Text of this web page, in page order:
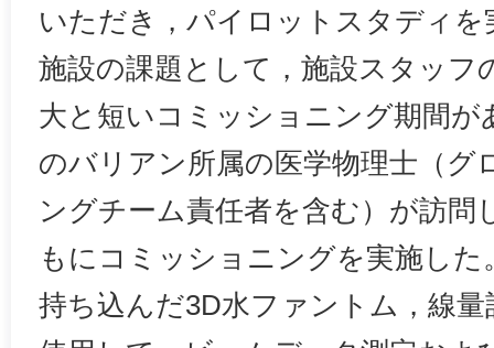
いただき，パイロットスタディを
施設の課題として，施設スタッフ
大と短いコミッショニング期間が
のバリアン所属の医学物理士（グ
ングチーム責任者を含む）が訪問
もにコミッショニングを実施し
持ち込んだ3D水ファントム，線